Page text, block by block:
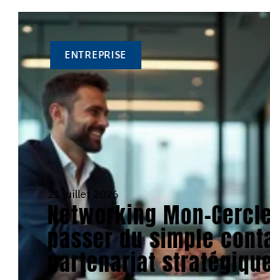
ENTREPRISE
21 juillet 2026
Networking Mon-
passer du simple
partenariat